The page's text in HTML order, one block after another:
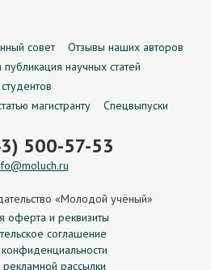
совет
Отзывы наших авторов
научных статей
магистранту
Спецвыпуски
500-57-53
«Молодой учёный»
оферта и реквизиты
соглашение
рекламной рассылки